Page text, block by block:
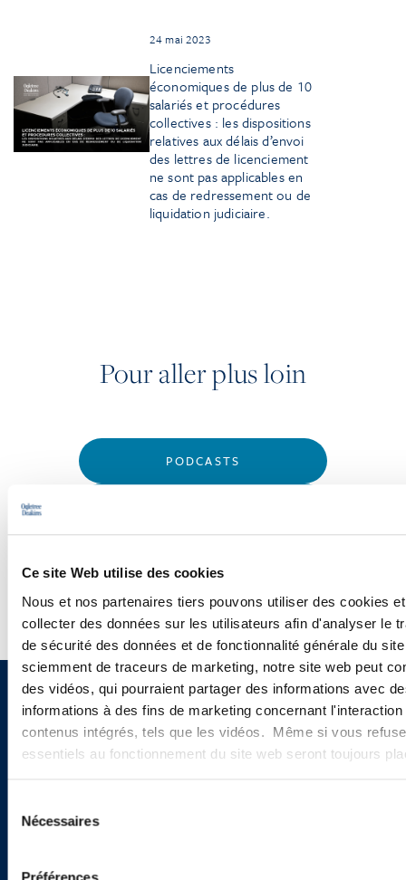
Ce site Web utilise des cookies
Nous et nos partenaires tiers pouvons utiliser des cookies
collecter des données sur les utilisateurs afin d'analyser le
de sécurité des données et de fonctionnalité générale du
sciemment de traceurs de marketing, notre site web peut
des vidéos, qui pourraient partager des informations avec
informations à des fins de marketing concernant
contenus intégrés, tels que les vidéos. Même si vous
essentiels au fonctionnement du site web seront toujours
Nécessaires
24 mai 2023
Licenciements
économiques de plus de 10
salariés et procédures
collectives : les dispositions
relatives aux délais d’envoi
des lettres de licenciement
ne sont pas applicablesen
cas de redressement ou de
liquidation judiciaire.
Pour aller plus loin
PODCASTS
Vous souhaitez recevoir nos
newsletters, informations et